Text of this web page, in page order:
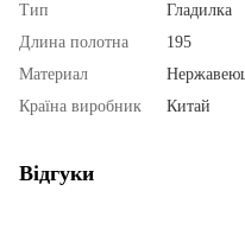
Тип
Гладилка
Длина полотна
195
Материал
Країна виробник
Китай
Відгуки